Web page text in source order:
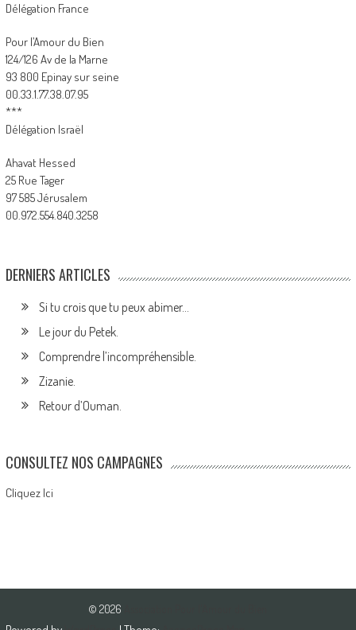
Délégation France
Pour l’Amour du Bien
124/126 Av de la Marne
93 800 Epinay sur seine
00.33.1.77.38.07.95
***
Délégation Israël
Ahavat Hessed
25 Rue Tager
97 585 Jérusalem
00.972.554.840.3258
DERNIERS ARTICLES
Si tu crois que tu peux abimer…
Le jour du Petek.
Comprendre l’incompréhensible.
Zizanie.
Retour d’Ouman.
CONSULTEZ NOS CAMPAGNES
Cliquez Ici
© 2026